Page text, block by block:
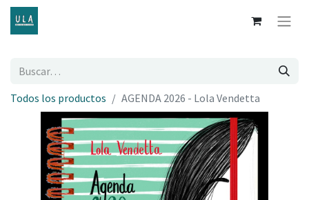
Todos los productos AGENDA 2026 - Lola Vendetta